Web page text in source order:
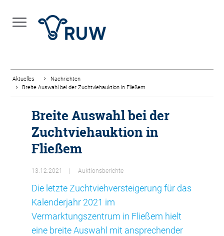
Aktuelles
Nachrichten
Breite Auswahl bei der Zuchtviehauktion in Fließem
Breite Auswahl bei der
Zuchtviehauktion in
Fließem
13.12.2021 Auktionsberichte
Die letzte Zuchtviehversteigerung für das
Kalenderjahr 2021 im
Vermarktungszentrum in Fließem hielt
eine breite Auswahl mit ansprechender